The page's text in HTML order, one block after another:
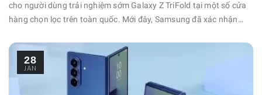
cho người dùng trải nghiệm sớm Galaxy Z TriFold tại một số cửa
hàng chọn lọc trên toàn quốc. Mới đây, Samsung đã xác nhận
công bố ngày cụ thể. Thay vì mất thời gian chờ đợi, Samsung đã
cho người dùng thử sớm thiết bị tại các cửa hàng trải nghiệm.
Galaxy Z TriFold sẽ xuất hiện tại một số Samsung Experience
28
JAN